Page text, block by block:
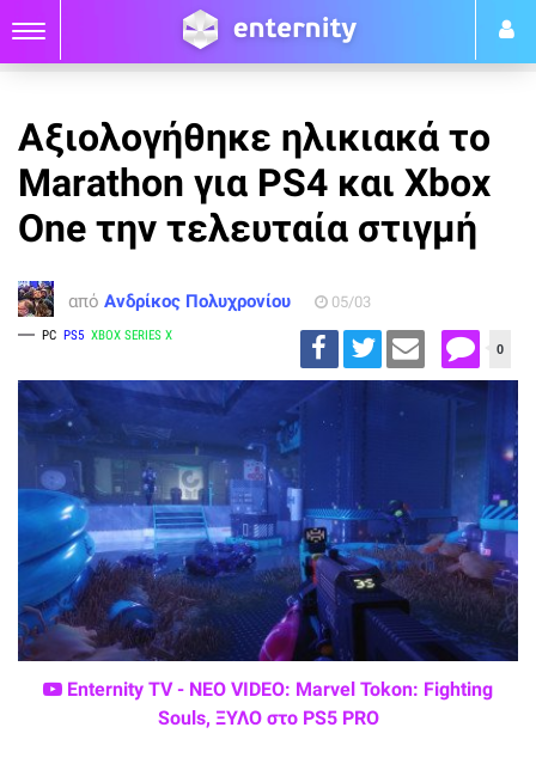
Αξιολογήθηκε ηλικιακά το
Marathon για PS4 και Xbox
One την τελευταία στιγμή
από Ανδρίκος Πολυχρονίου 05/03
PC PS5 XBOX SERIES X
0
Enternity TV - ΝΕΟ VIDEO: Marvel Tokon: Fighting
Souls, ΞΥΛΟ στο PS5 PRO